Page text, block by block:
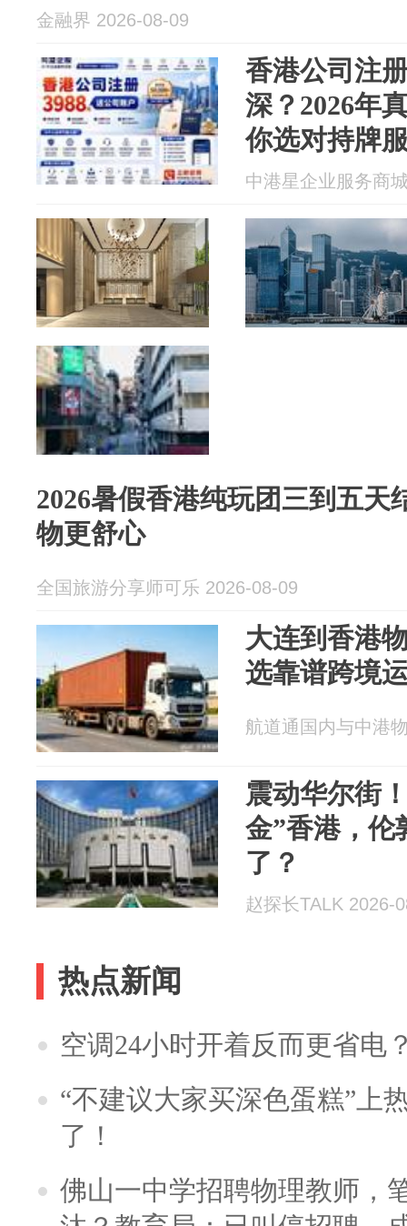
金融界 2026-08-09
香港公司注
深？2026年
你选对持牌
路割韭菜
中港星企业服务商
2026暑假香港纯玩团三到五天
物更舒心
全国旅游分享师可乐 2026-08-09
大连到香港
选靠谱跨境
航道通国内与中港
震动华尔街
金”香港，伦
了？
赵探长TALK 2026-
热点新闻
空调24小时开着反而更省电
“不建议大家买深色蛋糕”上
了！
佛山一中学招聘物理教师，